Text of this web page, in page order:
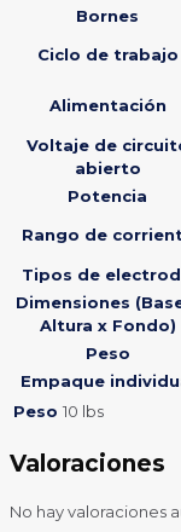
Bornes
Ciclo de trabajo
Alimentación
Voltaje de
abierto
Potencia
Rango de
Tipos de
Dimensiones
Altura x Fondo)
Peso
Empaque
Peso 10 lbs
Valoraciones
No hay valoraciones